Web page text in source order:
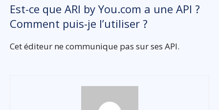
Est-ce que ARI by You.com a une API ?
Comment puis-je l’utiliser ?
Cet éditeur ne communique pas sur ses API.